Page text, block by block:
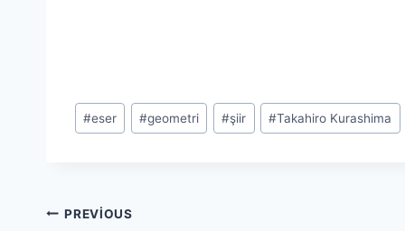
Post
Tags:
#eser #geometri #şiir #Takahiro Kurashima
Yazı
PREVIOUS